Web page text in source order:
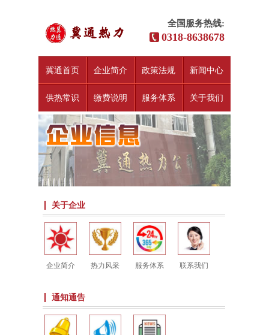
全国服务热线:
0318-8638678
冀通首页 企业简介 政策法规 新闻中心
供热常识 缴费说明 服务体系 关于我们
关于企业
企业简介 热力风采 服务体系 联系我们
通知通告